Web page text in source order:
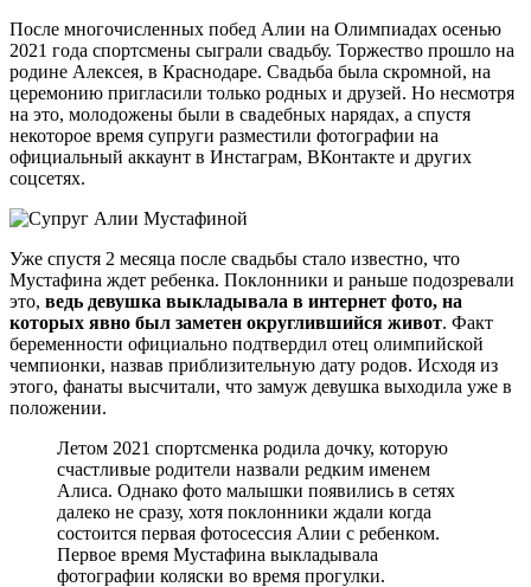
После многочисленных побед Алии на Олимпиадах осенью
2021 года спортсмены сыграли свадьбу. Торжество прошло на
родине Алексея, в Краснодаре. Свадьба была скромной, на
церемонию пригласили только родных и друзей. Но несмотря
на это, молодожены были в свадебных нарядах, а спустя
некоторое время супруги разместили фотографии на
официальный аккаунт в Инстаграм, ВКонтакте и других
соцсетях.
Уже спустя 2 месяца после свадьбы стало известно, что
Мустафина ждет ребенка. Поклонники и раньше подозревали
это, ведь девушка выкладывала в интернет фото, на
которых явно был заметен округлившийся живот. Факт
беременности официально подтвердил отец олимпийской
чемпионки, назвав приблизительную дату родов. Исходя из
этого, фанаты высчитали, что замуж девушка выходила уже в
положении.
Летом 2021 спортсменка родила дочку, которую
счастливые родители назвали редким именем
Алиса. Однако фото малышки появились в сетях
далеко не сразу, хотя поклонники ждали когда
состоится первая фотосессия Алии с ребенком.
Первое время Мустафина выкладывала
фотографии коляски во время прогулки.